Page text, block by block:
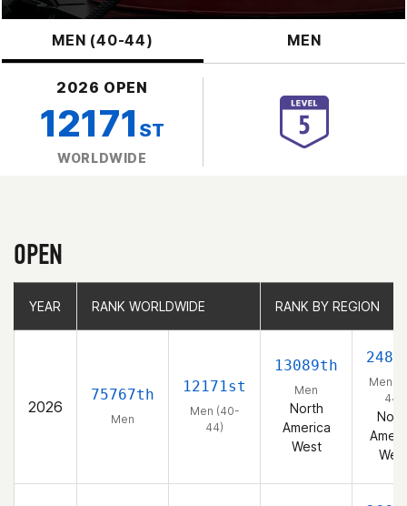
MEN (40-44) MEN
2026 OPEN
12171 ST
WORLDWIDE
OPEN
YEAR RANK WORLDWIDE RANK BY REGION
2026
75767th
Men
12171st
Men (40-
44)
13089th
Men
North
America
West
Men
44)
YEAR RANK WORLDWIDE RANK BY REGION